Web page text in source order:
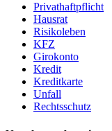
Privathaftpflicht
Hausrat
Risikoleben
KFZ
Girokonto
Kredit
Kreditkarte
Unfall
Rechtsschutz